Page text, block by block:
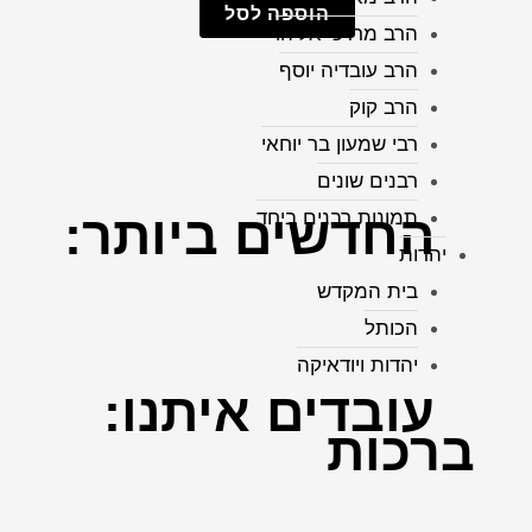
הרב מרדכי אליהו
הרב עובדיה יוסף
הרב קוק
רבי שמעון בר יוחאי
רבנים שונים
תמונות רבנים ביחד
יהדות
בית המקדש
הכותל
יהדות ויודאיקה
ברכות
הוספה לסל
החדשים ביותר:
עובדים איתנו: